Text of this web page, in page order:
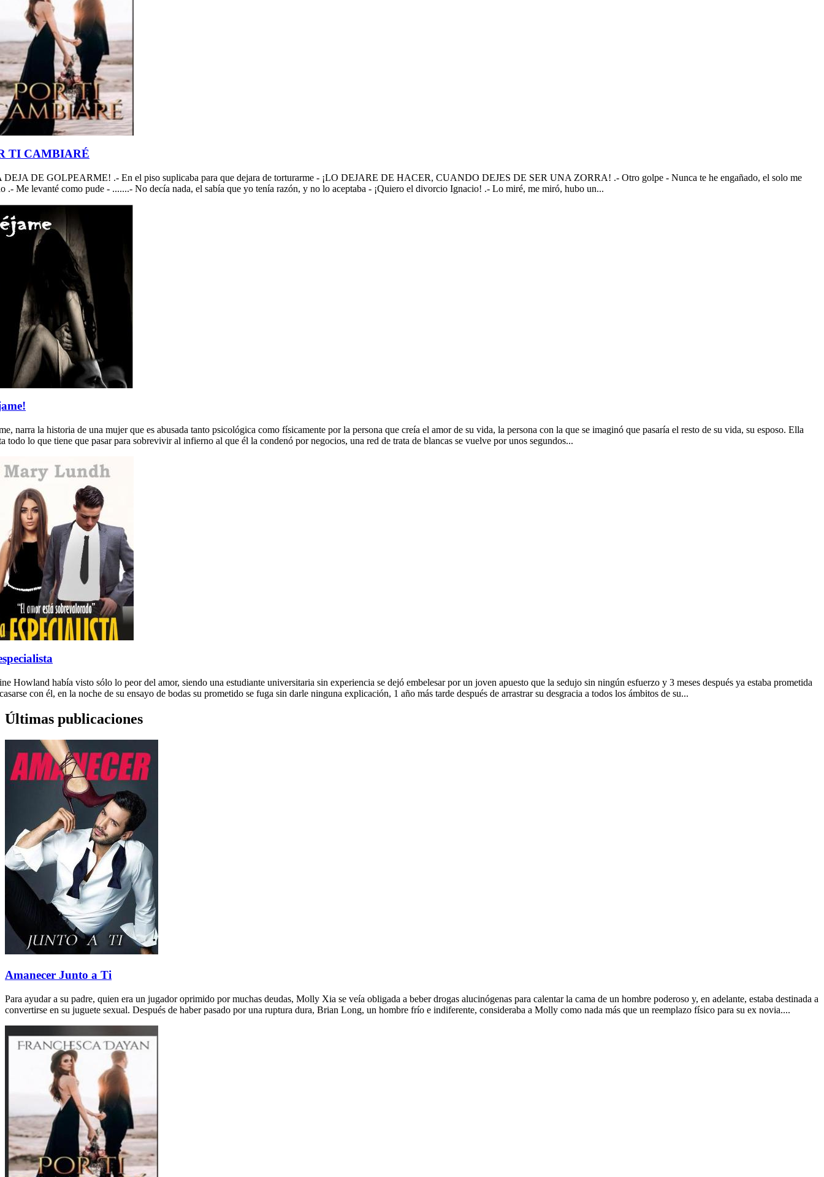
TI CAMBIARÉ
DEJA DE GOLPEARME! .- En el piso suplicaba para que dejara de torturarme - ¡LO DEJARE DE HACER, CUANDO DEJES DE SER UNA ZORRA! .- Otro golpe - Nunca te he engañado, el solo me
.- Me levanté como pude - .......- No decía nada, el sabía que yo tenía razón, y no lo aceptaba - ¡Quiero el divorcio Ignacio! .- Lo miré, me miró, hubo un...
narra la historia de una mujer que es abusada tanto psicológica como físicamente por la persona que creía el amor de su vida, la persona con la que se imaginó que pasaría el resto de su vida, su esposo. Ella
todo lo que tiene que pasar para sobrevivir al infierno al que él la condenó por negocios, una red de trata de blancas se vuelve por unos segundos...
Howland había visto sólo lo peor del amor, siendo una estudiante universitaria sin experiencia se dejó embelesar por un joven apuesto que la sedujo sin ningún esfuerzo y 3 meses después ya estaba prometida
con él, en la noche de su ensayo de bodas su prometido se fuga sin darle ninguna explicación, 1 año más tarde después de arrastrar su desgracia a todos los ámbitos de su...
Últimas publicaciones
Amanecer Junto a Ti
Para ayudar a su padre, quien era un jugador oprimido por muchas deudas, Molly Xia se veía obligada a beber drogas alucinógenas para calentar la cama de un hombre poderoso y, en adelante, estaba destinada a
convertirse en su juguete sexual. Después de haber pasado por una ruptura dura, Brian Long, un hombre frío e indiferente, consideraba a Molly como nada más que un reemplazo físico para su ex novia....